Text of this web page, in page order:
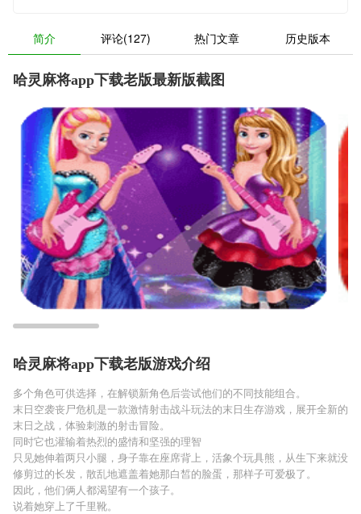
简介 评论(127) 热门文章 历史版本
哈灵麻将app下载老版最新版截图
哈灵麻将app下载老版游戏介绍
多个角色可供选择，在解锁新角色后尝试他们的不同技能组合。
末日空袭丧尸危机是一款激情射击战斗玩法的末日生存游戏，展开全新的
末日之战，体验刺激的射击冒险。
同时它也灌输着热烈的盛情和坚强的理智
只见她伸着两只小腿，身子靠在座席背上，活象个玩具熊，从生下来就没
修剪过的长发，散乱地遮盖着她那白皙的脸蛋，那样子可爱极了。
因此，他们俩人都渴望有一个孩子。
说着她穿上了千里靴。